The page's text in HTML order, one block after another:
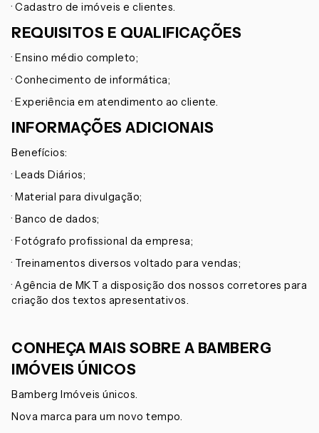
· Cadastro de imóveis e clientes.
REQUISITOS E QUALIFICAÇÕES
· Ensino médio completo;
· Conhecimento de informática;
· Experiência em atendimento ao cliente.
INFORMAÇÕES ADICIONAIS
Benefícios:
· Leads Diários;
· Material para divulgação;
· Banco de dados;
· Fotógrafo profissional da empresa;
· Treinamentos diversos voltado para vendas;
· Agência de MKT a disposição dos nossos corretores para
criação dos textos apresentativos.
CONHEÇA MAIS SOBRE A BAMBERG
IMÓVEIS ÚNICOS
Bamberg Imóveis únicos.
Nova marca para um novo tempo.